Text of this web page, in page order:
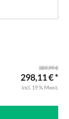
389,99 €
298,11 € *
incl. 19 % Mwst.